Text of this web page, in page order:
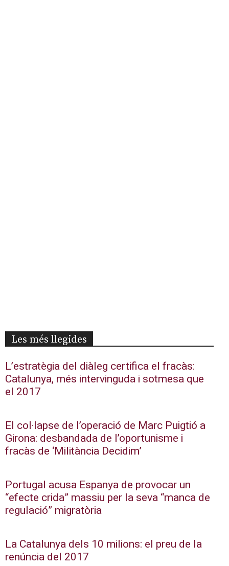
Les més llegides
L’estratègia del diàleg certifica el fracàs:
Catalunya, més intervinguda i sotmesa que
el 2017
El col·lapse de l’operació de Marc Puigtió a
Girona: desbandada de l’oportunisme i
fracàs de ‘Militància Decidim’
Portugal acusa Espanya de provocar un
“efecte crida” massiu per la seva “manca de
regulació” migratòria
La Catalunya dels 10 milions: el preu de la
renúncia del 2017